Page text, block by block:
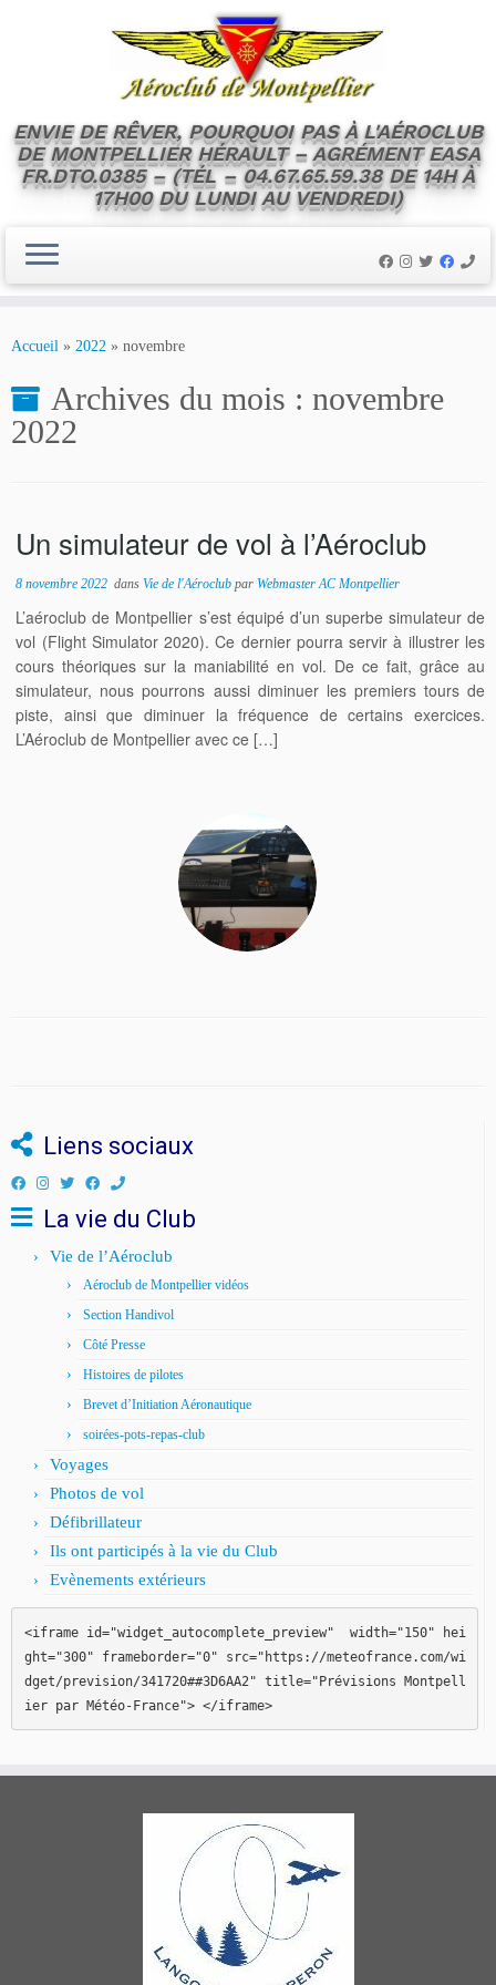
ENVIE DE RÊVER, POURQUOI PAS À L'AÉROCLUB
DE MONTPELLIER HÉRAULT – AGRÉMENT EASA
FR.DTO.0385 – (TÉL – 04.67.65.59.38 DE 14H À
17H00 DU LUNDI AU VENDREDI)
Accueil » 2022 » novembre
Archives du mois : novembre
2022
Un simulateur de vol à l’Aéroclub
8 novembre 2022 dansVie de l'Aéroclubpar Webmaster AC Montpellier
L’aéroclub de Montpellier s’est équipé d’un superbe simulateur de
vol (Flight Simulator 2020). Ce dernier pourra servir à illustrer les
cours théoriques sur la maniabilité en vol. De ce fait, grâce au
simulateur, nous pourrons aussi diminuer les premiers tours de
piste, ainsi que diminuer la fréquence de certains exercices.
L’Aéroclub de Montpellier avec ce […]
Liens sociaux
La vie du Club
Vie de l’Aéroclub
Aéroclub de Montpellier vidéos
Section Handivol
Côté Presse
Histoires de pilotes
Brevet d’Initiation Aéronautique
soirées-pots-repas-club
Voyages
Photos de vol
Défibrillateur
Ils ont participés à la vie du Club
Evènements extérieurs
<iframe id="widget_autocomplete_preview"  width="150" hei
ght="300" frameborder="0" src="https://meteofrance.com/wi
dget/prevision/341720##3D6AA2" title="Prévisions Montpell
ier par Météo-France"> </iframe>